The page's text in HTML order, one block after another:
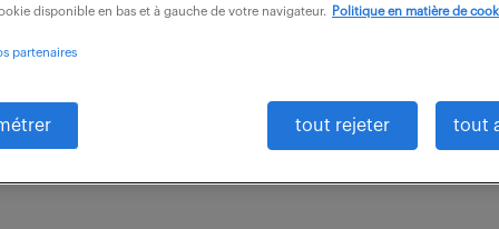
diversifiés composé de PME, groupes de
disponible en bas et à gauche de votre navigateur.
Politique en matière de
partenaires
tout rejeter tout